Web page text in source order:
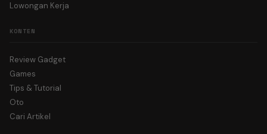
Lowongan Kerja
KONTEN
Review Gadget
Games
Tips & Tutorial
Oto
Cari Artikel